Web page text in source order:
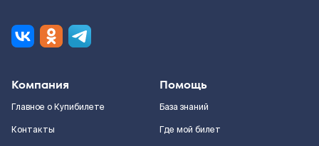
Компания
Главное о Купибилете
Контакты
Помощь
База знаний
Где мой билет